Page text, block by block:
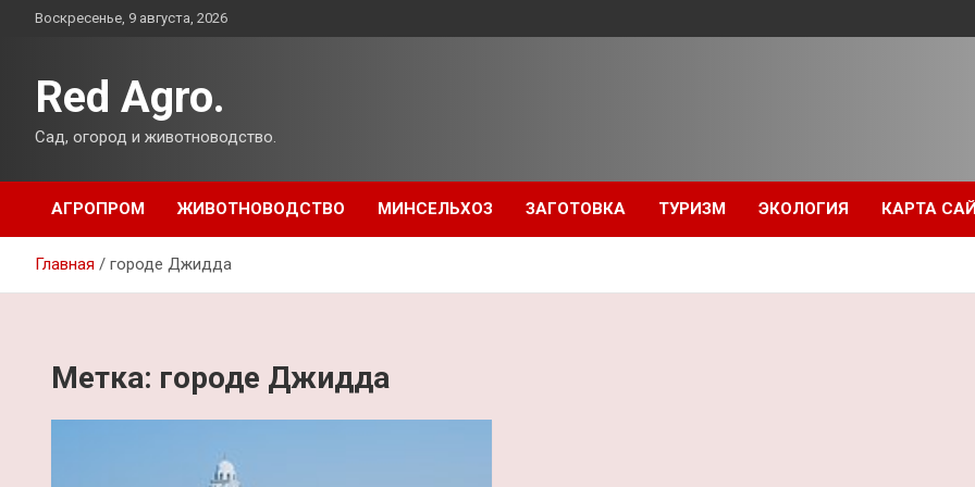
ПерейтиВоскресенье, 9 августа, 2026
Red Agro.
Сад, огород и животноводство.
АГРОПРОМ ЖИВОТНОВОДСТВО МИНСЕЛЬХОЗ ЗАГОТОВКА ТУРИЗМ ЭКОЛОГИЯ КАРТА
Главная городе Джидда
Метка: городе Джидда